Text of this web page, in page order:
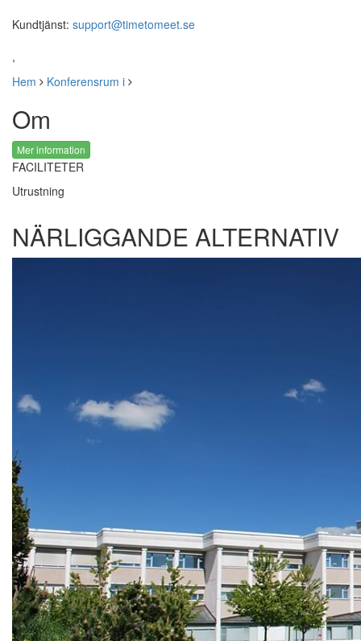
Kundtjänst: support@timetomeet.se
,
Hem
Konferensrum i
Om
Mer information
FACILITETER
Utrustning
NÄRLIGGANDE ALTERNATIV